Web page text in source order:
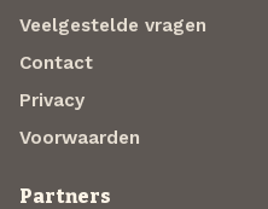
Veelgestelde vragen
Contact
Privacy
Voorwaarden
Partners